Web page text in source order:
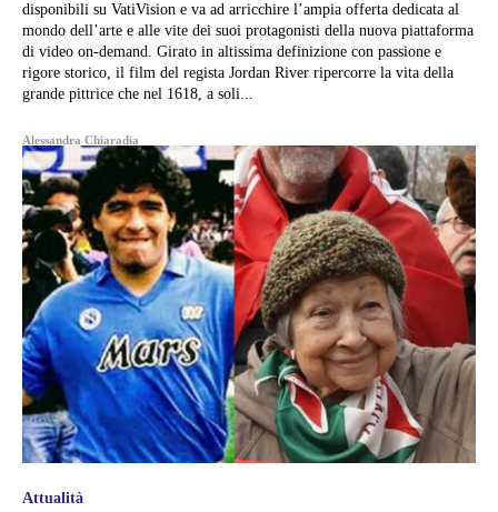
disponibili su VatiVision e va ad arricchire l’ampia offerta dedicata al
mondo dell’arte e alle vite dei suoi protagonisti della nuova piattaforma
di video on-demand. Girato in altissima definizione con passione e
rigore storico, il film del regista Jordan River ripercorre la vita della
grande pittrice che nel 1618, a soli...
Alessandra Chiaradia
Attualità